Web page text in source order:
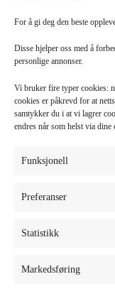
For å gi deg den beste
Disse hjelper oss med å
personlige annonser.
Vi bruker fire typer cookies:
cookies er påkrevd for at
samtykker du i at vi lagrer
endres når som helst via
Funksjonell
Preferanser
Statistikk
Markedsføring